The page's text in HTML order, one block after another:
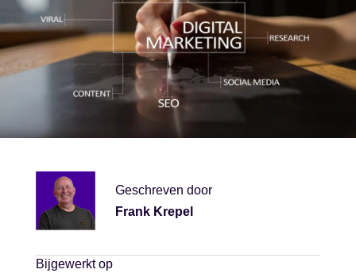
Geschreven door
Frank Krepel
Bijgewerkt op